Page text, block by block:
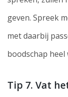
geven. Spreek
met daarbij
boodschap
Tip 7. Vat